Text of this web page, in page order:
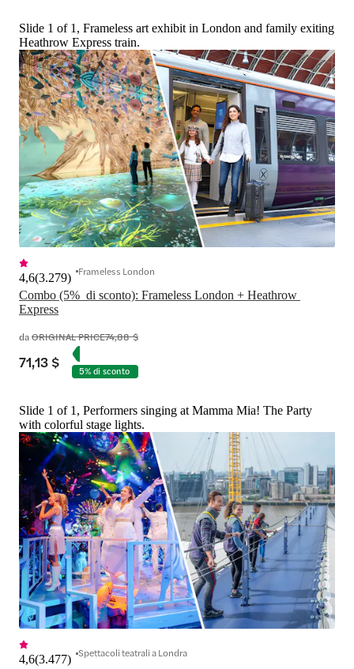
Slide 1 of 1, Frameless art exhibit in London and family exiting
Heathrow Express train.
Combo (5%  di sconto): Frameless London + Heathrow
Express
4,6(3.279) Frameless London
daORIGINAL PRICE74,88 $
71,13 $ 5% di sconto
Slide 1 of 1, Performers singing at Mamma Mia! The Party
with colorful stage lights.
4,6(3.477) Spettacoli teatrali a Londra